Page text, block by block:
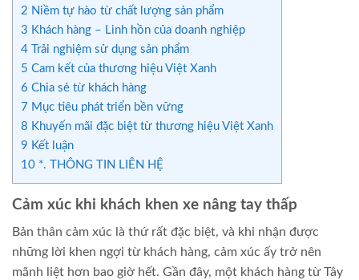
2 Niềm tự hào từ chất lượng sản phẩm
3 Khách hàng – Linh hồn của doanh nghiệp
4 Trải nghiệm sử dụng sản phẩm
5 Cam kết của thương hiệu Việt Xanh
6 Chia sẻ từ khách hàng
7 Mục tiêu phát triển bền vững
8 Khuyến mãi đặc biệt từ thương hiệu Việt Xanh
9 Kết luận
10 *. THÔNG TIN LIÊN HỆ
Cảm xúc khi khách khen xe nâng tay thấp
Bản thân cảm xúc là thứ rất đặc biệt, và khi nhận được
những lời khen ngợi từ khách hàng, cảm xúc ấy trở nên
mãnh liệt hơn bao giờ hết. Gần đây, một khách hàng từ Tây